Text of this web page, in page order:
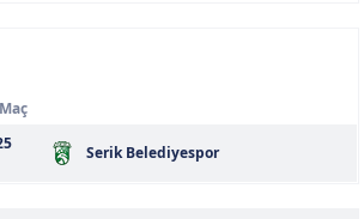
Maç
Serik Belediyespor